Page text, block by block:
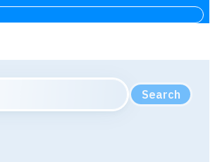
Search